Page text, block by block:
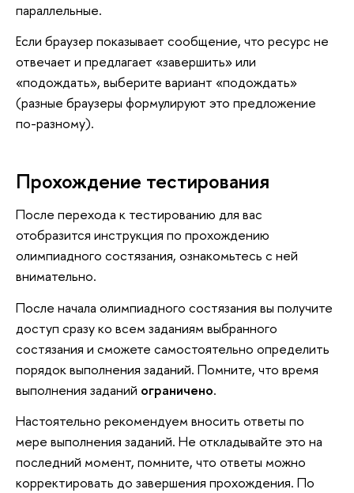
параллельные.
Если браузер показывает сообщение, что ресурс не
отвечает и предлагает «завершить» или
«подождать», выберите вариант «подождать»
(разные браузеры формулируют это предложение
по-разному).
Прохождение тестирования
После перехода к тестированию для вас
отобразится инструкция по прохождению
олимпиадного состязания, ознакомьтесь с ней
внимательно.
После начала олимпиадного состязания вы получите
доступ сразу ко всем заданиям выбранного
состязания и сможете самостоятельно определить
порядок выполнения заданий. Помните, что время
выполнения заданий ограничено.
Настоятельно рекомендуем вносить ответы по
мере выполнения заданий. Не откладывайте это на
последний момент, помните, что ответы можно
корректировать до завершения прохождения. По